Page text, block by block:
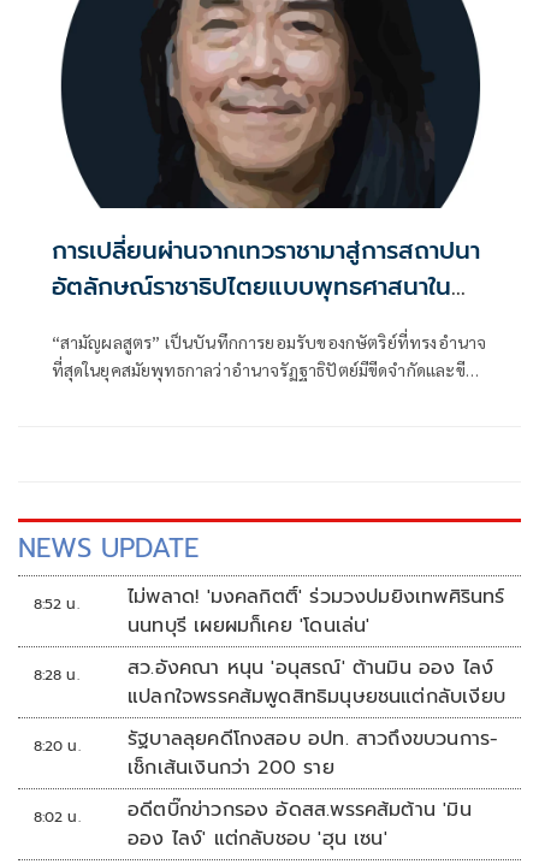
การเปลี่ยนผ่านจากเทวราชามาสู่การสถาปนา
อัตลักษณ์ราชาธิปไตยแบบพุทธศาสนาใน
พระไตรปิฏก : สามัญผลสูตรในฐานะทฤษฎี
ขีดจำกัดของอำนาจรัฐเหนือแรงงานและ
ทรัพย์สิน
“สามัญผลสูตร” เป็นบันทึกการยอมรับของกษัตริย์ที่ทรงอำนาจ
ที่สุดในยุคสมัยพุทธกาลว่าอำนาจรัฏฐาธิปัตย์มีขีดจำกัดและขีด
NEWS UPDATE
8:52 น.
ไม่พลาด! 'มงคลกิตติ์' ร่วมวงปมยิงเทพศิรินทร์
นนทบุรี เผยผมก็เคย 'โดนเล่น'
8:28 น.
สว.อังคณา หนุน 'อนุสรณ์' ต้านมิน ออง ไลง์
แปลกใจพรรคส้มพูดสิทธิมนุษยชนแต่กลับเงียบ
8:20 น.
รัฐบาลลุยคดีโกงสอบ อปท. สาวถึงขบวนการ-
เช็กเส้นเงินกว่า 200 ราย
8:02 น.
อดีตบิ๊กข่าวกรอง อัดสส.พรรคส้มต้าน 'มิน
ออง ไลง์' แต่กลับชอบ 'ฮุน เซน'